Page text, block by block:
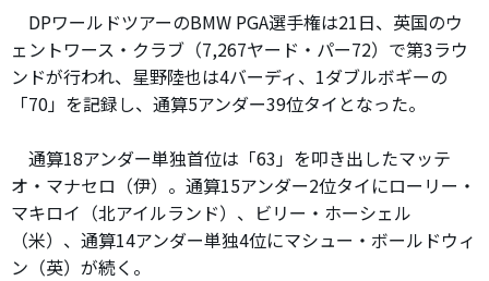
DPワールドツアーのBMW PGA選手権は21日、英国のウ
ェントワース・クラブ（7,267ヤード・パー72）で第3ラウ
ンドが行われ、星野陸也は4バーディ、1ダブルボギーの
「70」を記録し、通算5アンダー39位タイとなった。
通算18アンダー単独首位は「63」を叩き出したマッテ
オ・マナセロ（伊）。通算15アンダー2位タイにローリー・
マキロイ（北アイルランド）、ビリー・ホーシェル
（米）、通算14アンダー単独4位にマシュー・ボールドウィ
ン（英）が続く。